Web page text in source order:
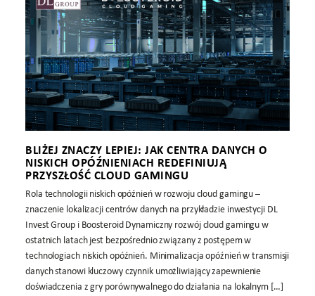
BLIŻEJ ZNACZY LEPIEJ: JAK CENTRA DANYCH O
NISKICH OPÓŹNIENIACH REDEFINIUJĄ
PRZYSZŁOŚĆ CLOUD GAMINGU
Rola technologii niskich opóźnień w rozwoju cloud gamingu –
znaczenie lokalizacji centrów danych na przykładzie inwestycji DL
Invest Group i Boosteroid Dynamiczny rozwój cloud gamingu w
ostatnich latach jest bezpośrednio związany z postępem w
technologiach niskich opóźnień. Minimalizacja opóźnień w transmisji
danych stanowi kluczowy czynnik umożliwiający zapewnienie
doświadczenia z gry porównywalnego do działania na lokalnym […]